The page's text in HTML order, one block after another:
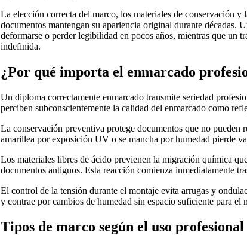
La elección correcta del marco, los materiales de conservación y
documentos mantengan su apariencia original durante décadas.
deformarse o perder legibilidad en pocos años, mientras que un
indefinida.
¿Por qué importa el enmarcado
Un diploma correctamente enmarcado transmite seriedad
perciben subconscientemente la calidad del enmarcado como
La conservación preventiva protege documentos que no pueden
amarillea por exposición UV o se mancha por humedad pierde
Los materiales libres de ácido previenen la migración química
documentos antiguos. Esta reacción comienza inmediatamente
El control de la tensión durante el montaje evita arrugas y
y contrae por cambios de humedad sin espacio suficiente para el
Tipos de marco según el uso profesional